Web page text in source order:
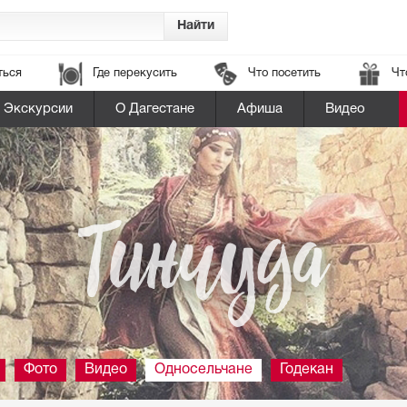
Где перекусить Что посетить
Экскурсии О Дагестане Афиша Видео
Тинчуда
Фото Видео Односельчане Годекан